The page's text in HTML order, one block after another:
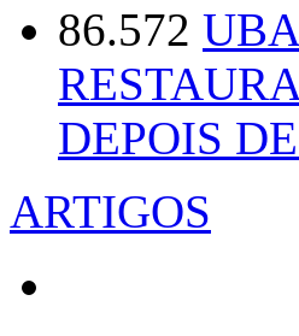
86.572
DEPOIS
ARTIGOS